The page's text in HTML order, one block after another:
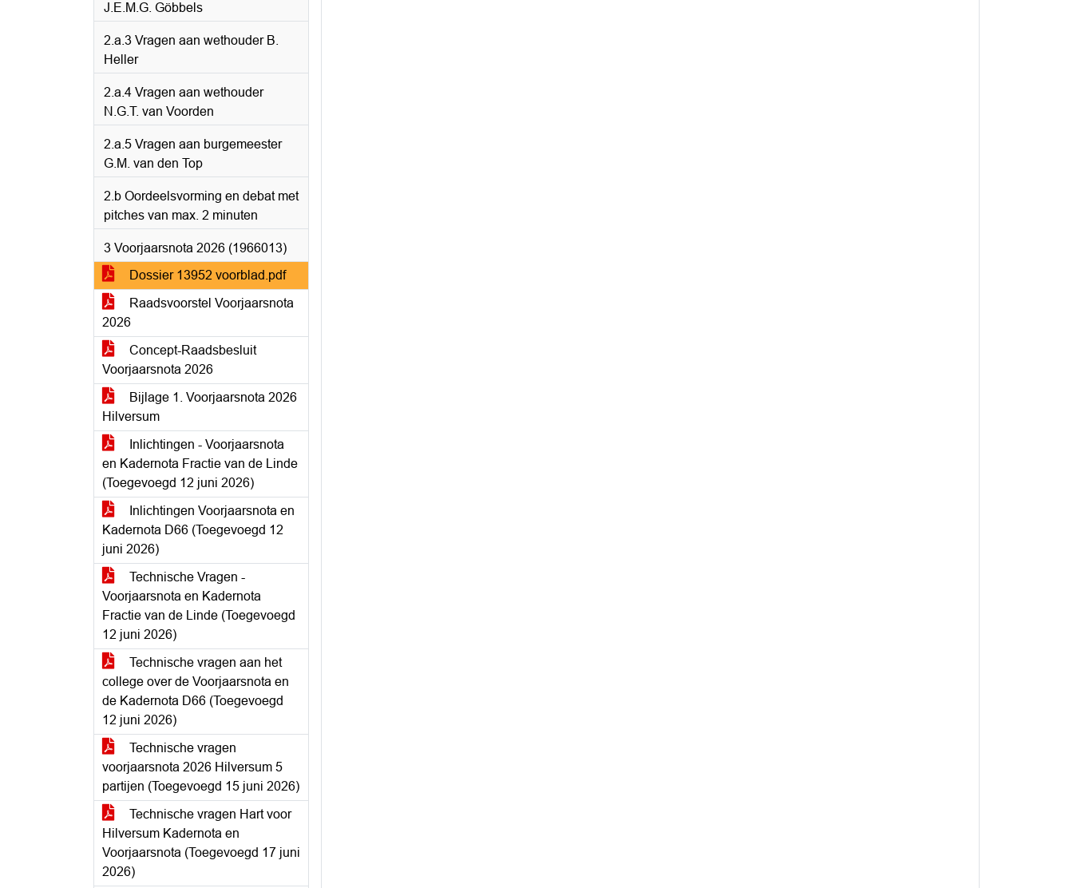
J.E.M.G. Göbbels
2.a.3 Vragen aan wethouder B.
Heller
2.a.4 Vragen aan wethouder
N.G.T. van Voorden
2.a.5 Vragen aan burgemeester
G.M. van den Top
2.b Oordeelsvorming en debat met
pitches van max. 2 minuten
3 Voorjaarsnota 2026 (1966013)
Dossier 13952 voorblad.pdf
Raadsvoorstel Voorjaarsnota
2026
Concept-Raadsbesluit
Voorjaarsnota 2026
Bijlage 1. Voorjaarsnota 2026
Hilversum
Inlichtingen - Voorjaarsnota
en Kadernota Fractie van de Linde
(Toegevoegd 12 juni 2026)
Inlichtingen Voorjaarsnota en
Kadernota D66 (Toegevoegd 12
juni 2026)
Technische Vragen -
Voorjaarsnota en Kadernota
Fractie van de Linde (Toegevoegd
12 juni 2026)
Technische vragen aan het
college over de Voorjaarsnota en
de Kadernota D66 (Toegevoegd
12 juni 2026)
Technische vragen
voorjaarsnota 2026 Hilversum 5
partijen (Toegevoegd 15 juni 2026)
Technische vragen Hart voor
Hilversum Kadernota en
Voorjaarsnota (Toegevoegd 17 juni
2026)